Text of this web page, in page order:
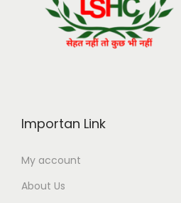
Importan Link
My account
About Us